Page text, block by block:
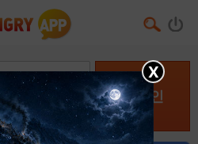
로그인
X